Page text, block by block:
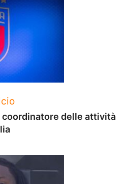
coordinatore delle attività